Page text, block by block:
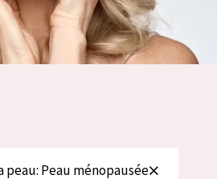
Peau ménopausée